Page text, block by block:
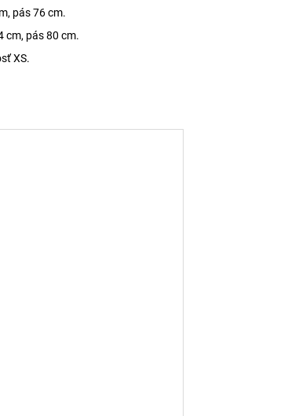
pás 76 cm.
cm, pás 80 cm.
XS.